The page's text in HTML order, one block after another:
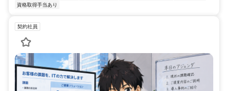
資格取得手当あり
契約社員